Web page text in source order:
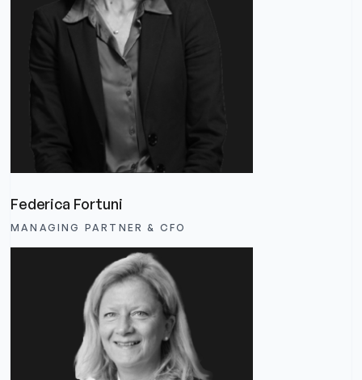
Federica Fortuni
MANAGING PARTNER & CFO